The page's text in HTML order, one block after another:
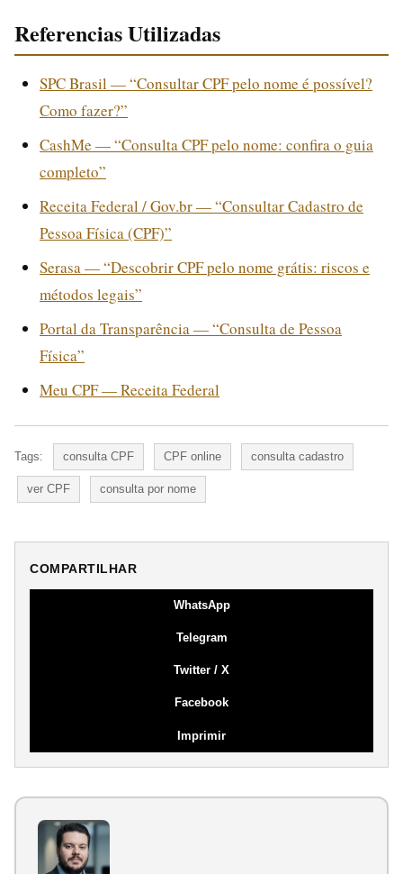
Referencias Utilizadas
SPC Brasil — “Consultar CPF pelo nome é possível?
Como fazer?”
CashMe — “Consulta CPF pelo nome: confira o guia
completo”
Receita Federal / Gov.br — “Consultar Cadastro de
Pessoa Física (CPF)”
Serasa — “Descobrir CPF pelo nome grátis: riscos e
métodos legais”
Portal da Transparência — “Consulta de Pessoa
Física”
Meu CPF — Receita Federal
Tags: consulta CPF CPF online consulta cadastro
ver CPF consulta por nome
COMPARTILHAR
WhatsApp
Telegram
Twitter / X
Facebook
Imprimir